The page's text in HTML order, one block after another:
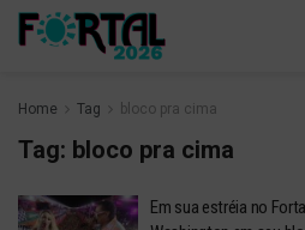
Home Tag bloco pra cima
Tag: bloco pra cima
Em sua estréia no